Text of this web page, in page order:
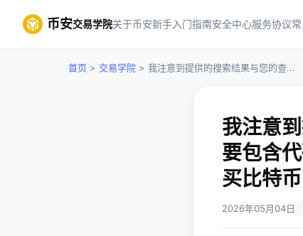
币安交易学院关于币安新手入门指南安全中心服务协议
首页 > 交易学院 > 我注意到提供的搜索结果与您的查...
我注意
要包含
买比特
2026年05月04日